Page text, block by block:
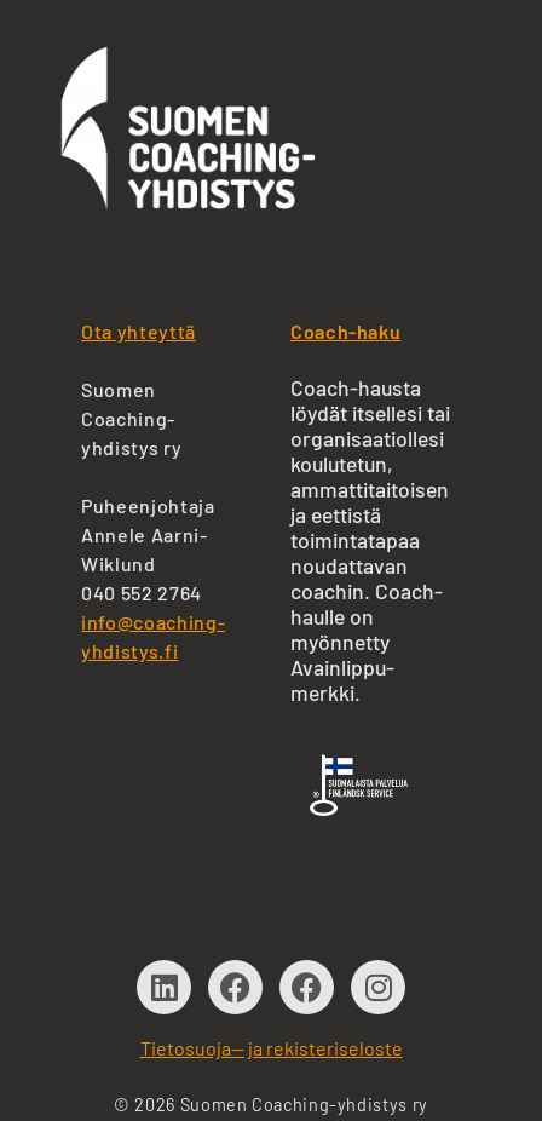
Ota yhteyttä
Suomen
Coaching-
yhdistys ry
Puheenjohtaja
Annele Aarni-
Wiklund
040 552 2764
info@coaching-
yhdistys.fi
Coach-haku
Coach-hausta
löydät itsellesi tai
organisaatiollesi
koulutetun,
ammattitaitoisen
ja eettistä
toimintatapaa
noudattavan
coachin. Coach-
haulle on
myönnetty
Avainlippu-
merkki.
Tietosuoja— ja rekisteriseloste
© 2026 Suomen Coaching-yhdistys ry